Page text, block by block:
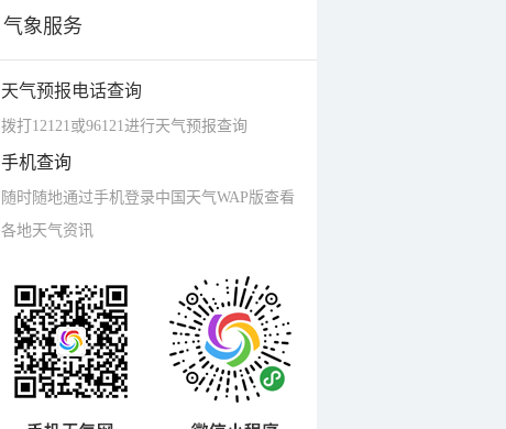
气象服务
天气预报电话查询
拨打12121或96121进行天气预报查询
手机查询
随时随地通过手机登录中国天气WAP版查看
各地天气资讯